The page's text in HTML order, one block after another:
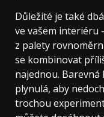
Důležité je také
ve vašem interiéru
z palety
se kombinovat
najednou.
plynulá, aby
trochou